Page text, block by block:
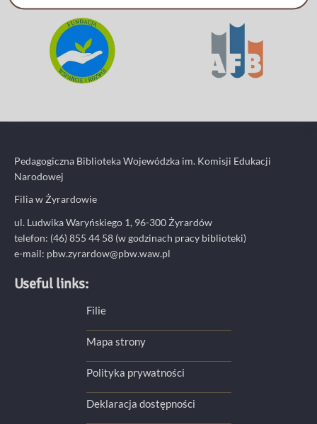
Pedagogiczna Biblioteka Wojewódzka im. Komisji Edukacji
Narodowej
Filia w Żyrardowie
ul. Ludwika Waryńskiego 1, 96-300 Żyrardów
telefon: (46) 855 44 58 (w godzinach pracy biblioteki)
e-mail: pbw.zyrardow@pbw.waw.pl
Useful links:
Filie
Mapa strony
Polityka prywatności
Deklaracja dostępności